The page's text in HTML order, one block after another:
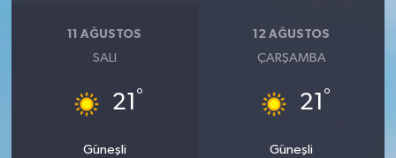
11 AĞUSTOS
SALI
21 °
Güneşli
12 AĞUSTOS
ÇARŞAMBA
21 °
Güneşli